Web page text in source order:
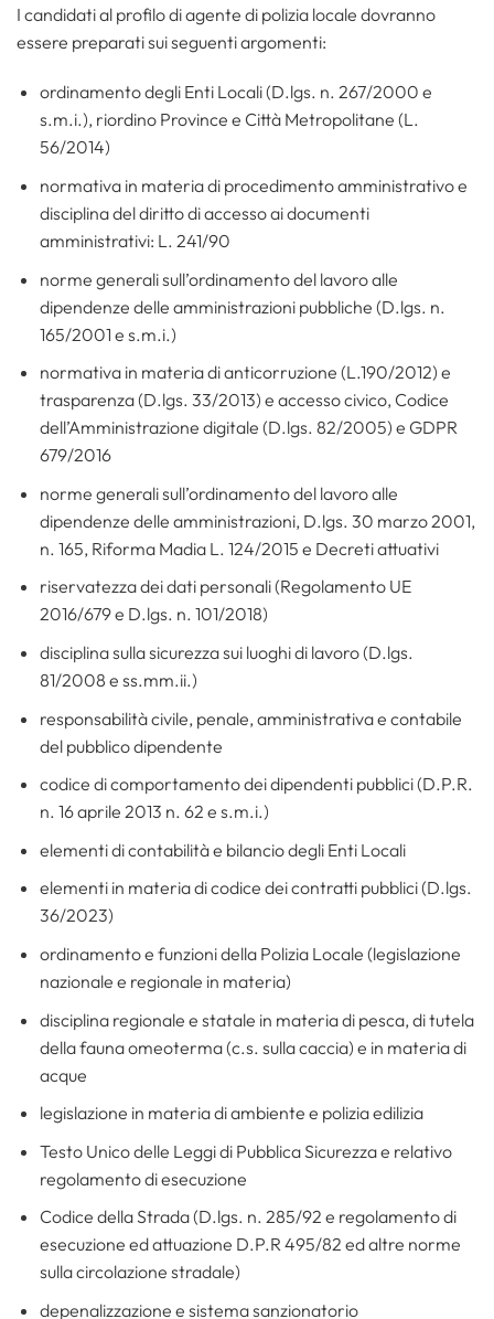
I candidati al profilo di agente di polizia locale dovranno
essere preparati sui seguenti argomenti:
ordinamento degli Enti Locali (D.lgs. n. 267/2000 e
s.m.i.), riordino Province e Città Metropolitane (L.
56/2014)
normativa in materia di procedimento amministrativo e
disciplina del diritto di accesso ai documenti
amministrativi: L. 241/90
norme generali sull’ordinamento del lavoro alle
dipendenze delle amministrazioni pubbliche (D.lgs. n.
165/2001 e s.m.i.)
normativa in materia di anticorruzione (L.190/2012) e
trasparenza (D.lgs. 33/2013) e accesso civico, Codice
dell’Amministrazione digitale (D.lgs. 82/2005) e GDPR
679/2016
norme generali sull’ordinamento del lavoro alle
dipendenze delle amministrazioni, D.lgs. 30 marzo 2001,
n. 165, Riforma Madia L. 124/2015 e Decreti attuativi
riservatezza dei dati personali (Regolamento UE
2016/679 e D.lgs. n. 101/2018)
disciplina sulla sicurezza sui luoghi di lavoro (D.lgs.
81/2008 e ss.mm.ii.)
responsabilità civile, penale, amministrativa e contabile
del pubblico dipendente
codice di comportamento dei dipendenti pubblici (D.P.R.
n. 16 aprile 2013 n. 62 e s.m.i.)
elementi di contabilità e bilancio degli Enti Locali
elementi in materia di codice dei contratti pubblici (D.lgs.
36/2023)
ordinamento e funzioni della Polizia Locale (legislazione
nazionale e regionale in materia)
disciplina regionale e statale in materia di pesca, di tutela
della fauna omeoterma (c.s. sulla caccia) e in materia di
acque
legislazione in materia di ambiente e polizia edilizia
Testo Unico delle Leggi di Pubblica Sicurezza e relativo
regolamento di esecuzione
Codice della Strada (D.lgs. n. 285/92 e regolamento di
esecuzione ed attuazione D.P.R 495/82 ed altre norme
sulla circolazione stradale)
depenalizzazione e sistema sanzionatorio